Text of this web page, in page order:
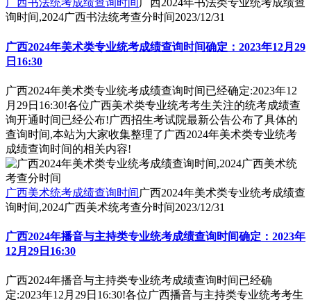
广西书法统考成绩查询时间广西2024年书法类专业统考成绩查
询时间,2024广西书法统考查分时间2023/12/31
广西2024年美术类专业统考成绩查询时间确定：2023年12月29
日16:30
广西2024年美术类专业统考成绩查询时间已经确定:2023年12
月29日16:30!各位广西美术类专业统考考生关注的统考成绩查
询开通时间已经公布!广西招生考试院最新公告公布了具体的
查询时间,本站为大家收集整理了广西2024年美术类专业统考
成绩查询时间的相关内容!
广西美术统考成绩查询时间 广西2024年美术类专业统考成绩查
询时间,2024广西美术统考查分时间2023/12/31
广西2024年播音与主持类专业统考成绩查询时间确定：2023年
12月29日16:30
广西2024年播音与主持类专业统考成绩查询时间已经确
定:2023年12月29日16:30!各位广西播音与主持类专业统考考生